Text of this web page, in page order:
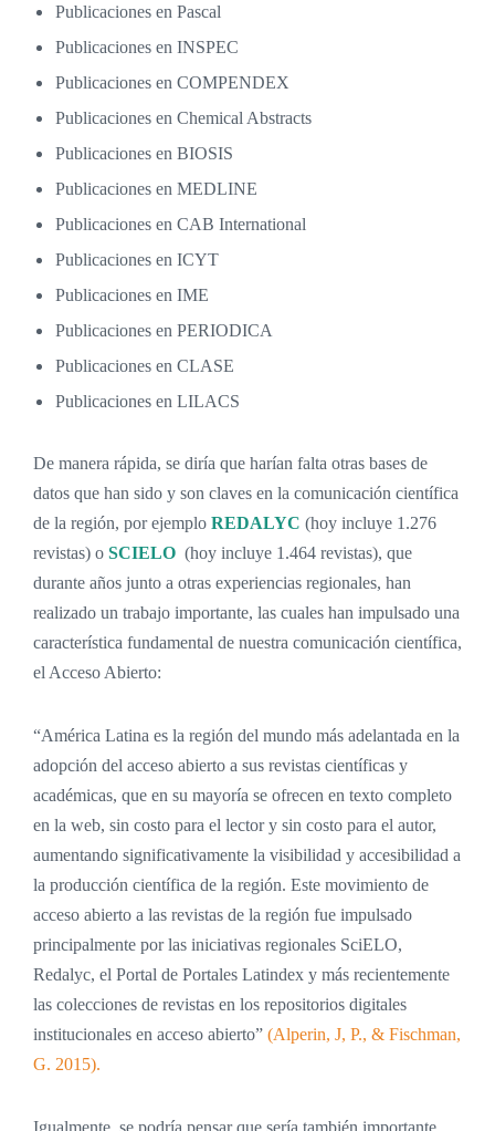
Publicaciones en Pascal
Publicaciones en INSPEC
Publicaciones en COMPENDEX
Publicaciones en Chemical Abstracts
Publicaciones en BIOSIS
Publicaciones en MEDLINE
Publicaciones en CAB International
Publicaciones en ICYT
Publicaciones en IME
Publicaciones en PERIODICA
Publicaciones en CLASE
Publicaciones en LILACS
De manera rápida, se diría que harían falta otras bases de
datos que han sido y son claves en la comunicación científica
de la región, por ejemplo REDALYC (hoy incluye 1.276
revistas) o SCIELO (hoy incluye 1.464 revistas), que
durante años junto a otras experiencias regionales, han
realizado un trabajo importante, las cuales han impulsado una
característica fundamental de nuestra comunicación científica,
el Acceso Abierto:
“América Latina es la región del mundo más adelantada en la
adopción del acceso abierto a sus revistas científicas y
académicas, que en su mayoría se ofrecen en texto completo
en la web, sin costo para el lector y sin costo para el autor,
aumentando significativamente la visibilidad y accesibilidad a
la producción científica de la región. Este movimiento de
acceso abierto a las revistas de la región fue impulsado
principalmente por las iniciativas regionales SciELO,
Redalyc, el Portal de Portales Latindex y más recientemente
las colecciones de revistas en los repositorios digitales
institucionales en acceso abierto” (Alperin, J, P., & Fischman,
G. 2015).